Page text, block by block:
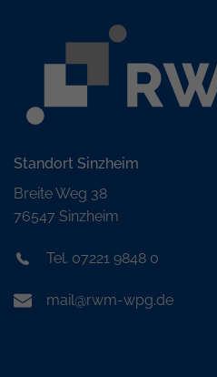
Standort Sinzheim
Breite Weg 38
76547 Sinzheim
Tel. 07221 9848 0
mail@rwm-wpg.de